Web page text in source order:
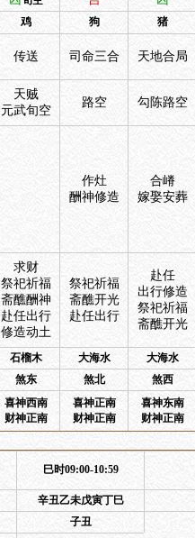
鸡 狗 猪
传送 司命三合 天地合局
天贼
元武旬空
路空 勾陈路空
作灶
酬神修造
合嵴
嫁娶安葬
求财
祭祀祈福
斋醮酬神
赴任出行
修造动土
祭祀祈福
斋醮开光
赴任出行
赴任
出行修造
祭祀祈福
斋醮开光
石榴木 大海水
大海水
煞东 煞北 煞西
喜神西南
财神正南
喜神正南
财神正南
喜神东南
财神正南
巳时09:00-10:59
辛丑乙未戊寅丁巳
子丑